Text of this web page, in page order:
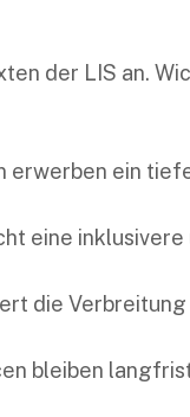
der LIS an.
erwerben ein
eine
die
bleiben